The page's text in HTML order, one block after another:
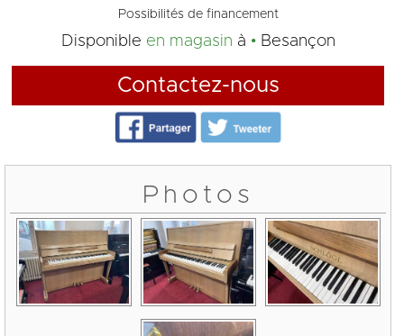
Possibilités de financement
Disponible en magasin à Besançon
Contactez-nous
Photos